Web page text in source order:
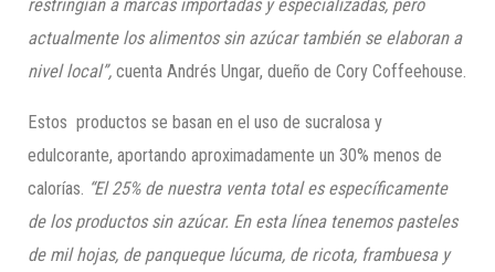
restringían a marcas importadas y especializadas, pero
actualmente los alimentos sin azúcar también se elaboran a
nivel local”, cuenta Andrés Ungar, dueño de Cory Coffeehouse.
Estos productos se basan en el uso de sucralosa y
edulcorante, aportando aproximadamente un 30% menos de
calorías. “El 25% de nuestra venta total es específicamente
de los productos sin azúcar. En esta línea tenemos pasteles
de mil hojas, de panqueque lúcuma, de ricota, frambuesa y